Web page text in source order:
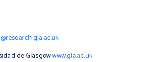
de Glasgowwww.gla.ac.uk